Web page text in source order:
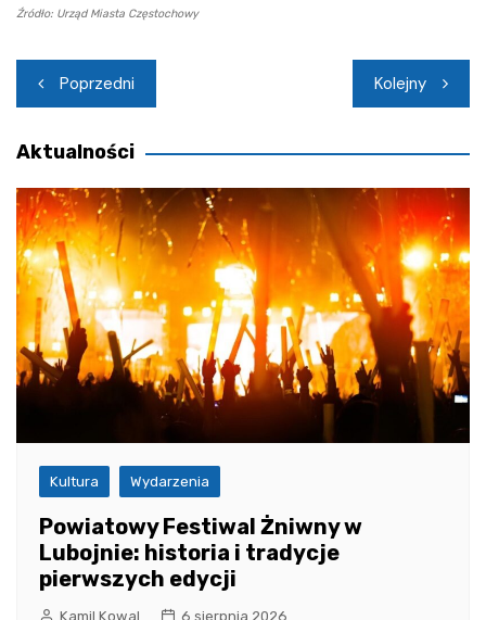
Źródło: Urząd Miasta Częstochowy
Nawigacja
wpisu
Poprzedni Kolejny
Aktualności
Kultura Wydarzenia
Powiatowy Festiwal Żniwny w
Lubojnie: historia i tradycje
pierwszych edycji
Kamil Kowal 6 sierpnia 2026